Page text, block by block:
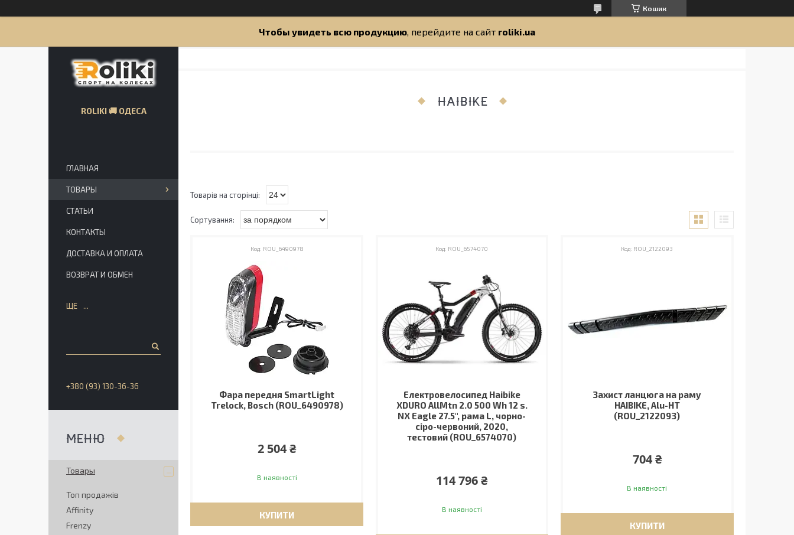
Кошик
Чтобы увидеть всю продукцию, перейдите на сайт roliki.ua
HAIBIKE
ROU_6490978
Фара передня SmartLight
Trelock, Bosch (ROU_6490978)
2 504 ₴
В наявності
КУПИТИ
ROU_6574070
Електровелосипед Haibike
XDURO AllMtn 2.0 500 Wh 12 s.
NX Eagle 27.5", рама L, чорно-
сіро-червоний, 2020,
тестовий (ROU_6574070)
114 796 ₴
В наявності
ROU_2122093
Захист ланцюга на раму
HAIBIKE, Alu-HT
(ROU_2122093)
704 ₴
В наявності
КУПИТИ
ROLIKI 🚚 ОДЕСА
ГЛАВНАЯ
ТОВАРЫ
СТАТЬИ
КОНТАКТЫ
ДОСТАВКА И ОПЛАТА
ВОЗВРАТ И ОБМЕН
ЩЕ
+380 (93) 130-36-36
Товары
Топ продажів
Affinity
Frenzy